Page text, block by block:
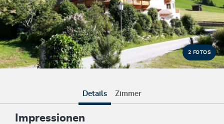
2 FOTOS
Details Zimmer
Impressionen